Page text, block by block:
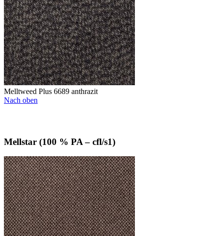
Melltweed Plus 6689 anthrazit
Nach oben
Mellstar (100 % PA – cfl/s1)